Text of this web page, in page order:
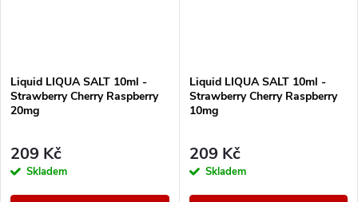
Liquid LIQUA SALT 10ml -
Strawberry Cherry Raspberry
20mg
209 Kč
Skladem
Liquid LIQUA SALT 10ml -
Strawberry Cherry Raspberry
10mg
209 Kč
Skladem